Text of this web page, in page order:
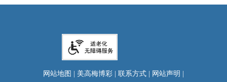
网站地图 美高梅博彩 联系方式 网站声明